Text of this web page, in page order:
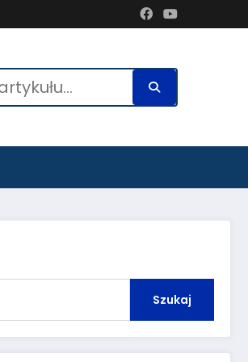
Szukaj